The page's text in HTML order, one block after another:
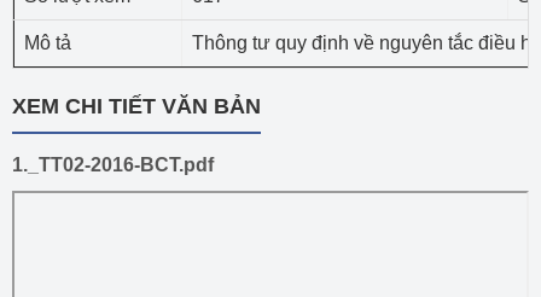
Mô tả Thông tư quy định về nguyên tắc điều
XEM CHI TIẾT VĂN BẢN
1._TT02-2016-BCT.pdf